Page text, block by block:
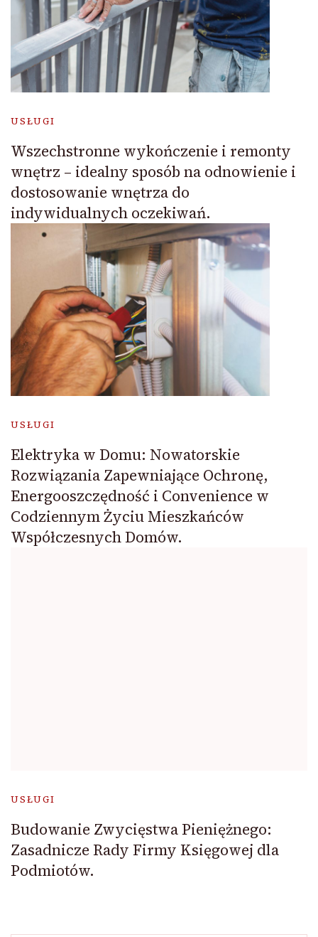
USŁUGI
Wszechstronne wykończenie i remonty
wnętrz – idealny sposób na odnowienie i
dostosowanie wnętrza do
indywidualnych oczekiwań.
USŁUGI
Elektryka w Domu: Nowatorskie
Rozwiązania Zapewniające Ochronę,
Energooszczędność i Convenience w
Codziennym Życiu Mieszkańców
Współczesnych Domów.
USŁUGI
Budowanie Zwycięstwa Pieniężnego:
Zasadnicze Rady Firmy Księgowej dla
Podmiotów.